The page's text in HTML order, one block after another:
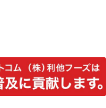
今回のは特に立
しました。
非公開